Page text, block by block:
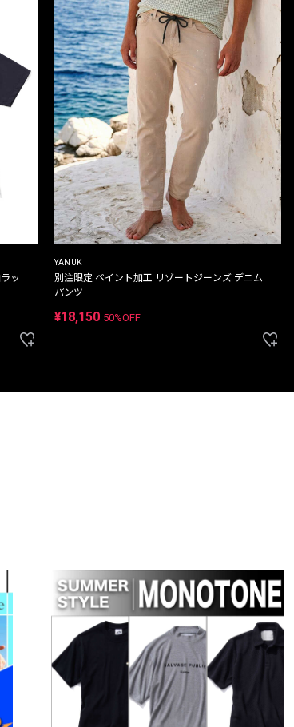
ッ
YANUK
別注限定 ペイント加工 リゾートジーンズ デニム
パンツ
¥18,150 50%OFF